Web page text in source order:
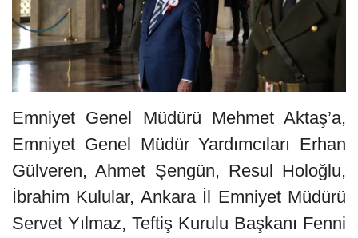
Emniyet Genel Müdürü Mehmet Aktaş’a,
Emniyet Genel Müdür Yardımcıları Erhan
Gülveren, Ahmet Şengün, Resul Holoğlu,
İbrahim Kulular, Ankara İl Emniyet Müdürü
Servet Yılmaz, Teftiş Kurulu Başkanı Fenni